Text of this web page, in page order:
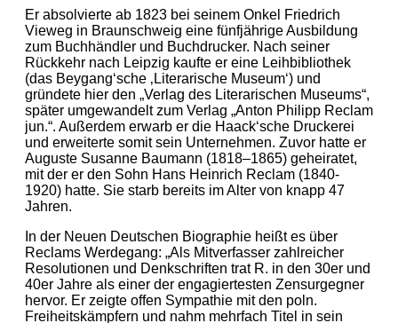
Er absolvierte ab 1823 bei seinem Onkel Friedrich
Vieweg in Braunschweig eine fünfjährige Ausbildung
zum Buchhändler und Buchdrucker. Nach seiner
Rückkehr nach Leipzig kaufte er eine Leihbibliothek
(das Beygang‘sche ‚Literarische Museum‘) und
gründete hier den „Verlag des Literarischen Museums“,
später umgewandelt zum Verlag „Anton Philipp Reclam
jun.“. Außerdem erwarb er die Haack‘sche Druckerei
und erweiterte somit sein Unternehmen. Zuvor hatte er
Auguste Susanne Baumann (1818–1865) geheiratet,
mit der er den Sohn Hans Heinrich Reclam (1840-
1920) hatte. Sie starb bereits im Alter von knapp 47
Jahren.
In der Neuen Deutschen Biographie heißt es über
Reclams Werdegang: „Als Mitverfasser zahlreicher
Resolutionen und Denkschriften trat R. in den 30er und
40er Jahre als einer der engagiertesten Zensurgegner
hervor. Er zeigte offen Sympathie mit den poln.
Freiheitskämpfern und nahm mehrfach Titel in sein